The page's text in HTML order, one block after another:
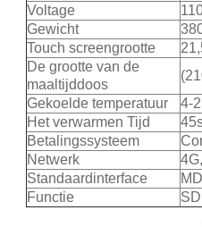
Voltage
Gewicht
Touch screengrootte
De grootte van de
maaltijddoos
Gekoelde temperatuur
4-
Het verwarmen Tijd
Betalingssysteem
Netwerk
Standaardinterface
Functie